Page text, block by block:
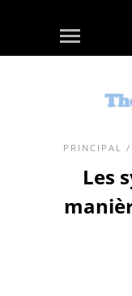
PRINCIPAL /
Les